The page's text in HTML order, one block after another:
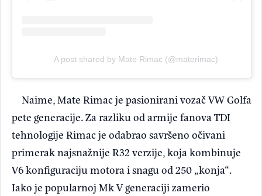
A post shared by Mate Rimac (@materimac)
Naime, Mate Rimac je pasionirani vozač VW Golfa
pete generacije. Za razliku od armije fanova TDI
tehnologije Rimac je odabrao savršeno očivani
primerak najsnažnije R32 verzije, koja kombinuje
V6 konfiguraciju motora i snagu od 250 „konja“.
Iako je popularnoj Mk V generaciji zamerio